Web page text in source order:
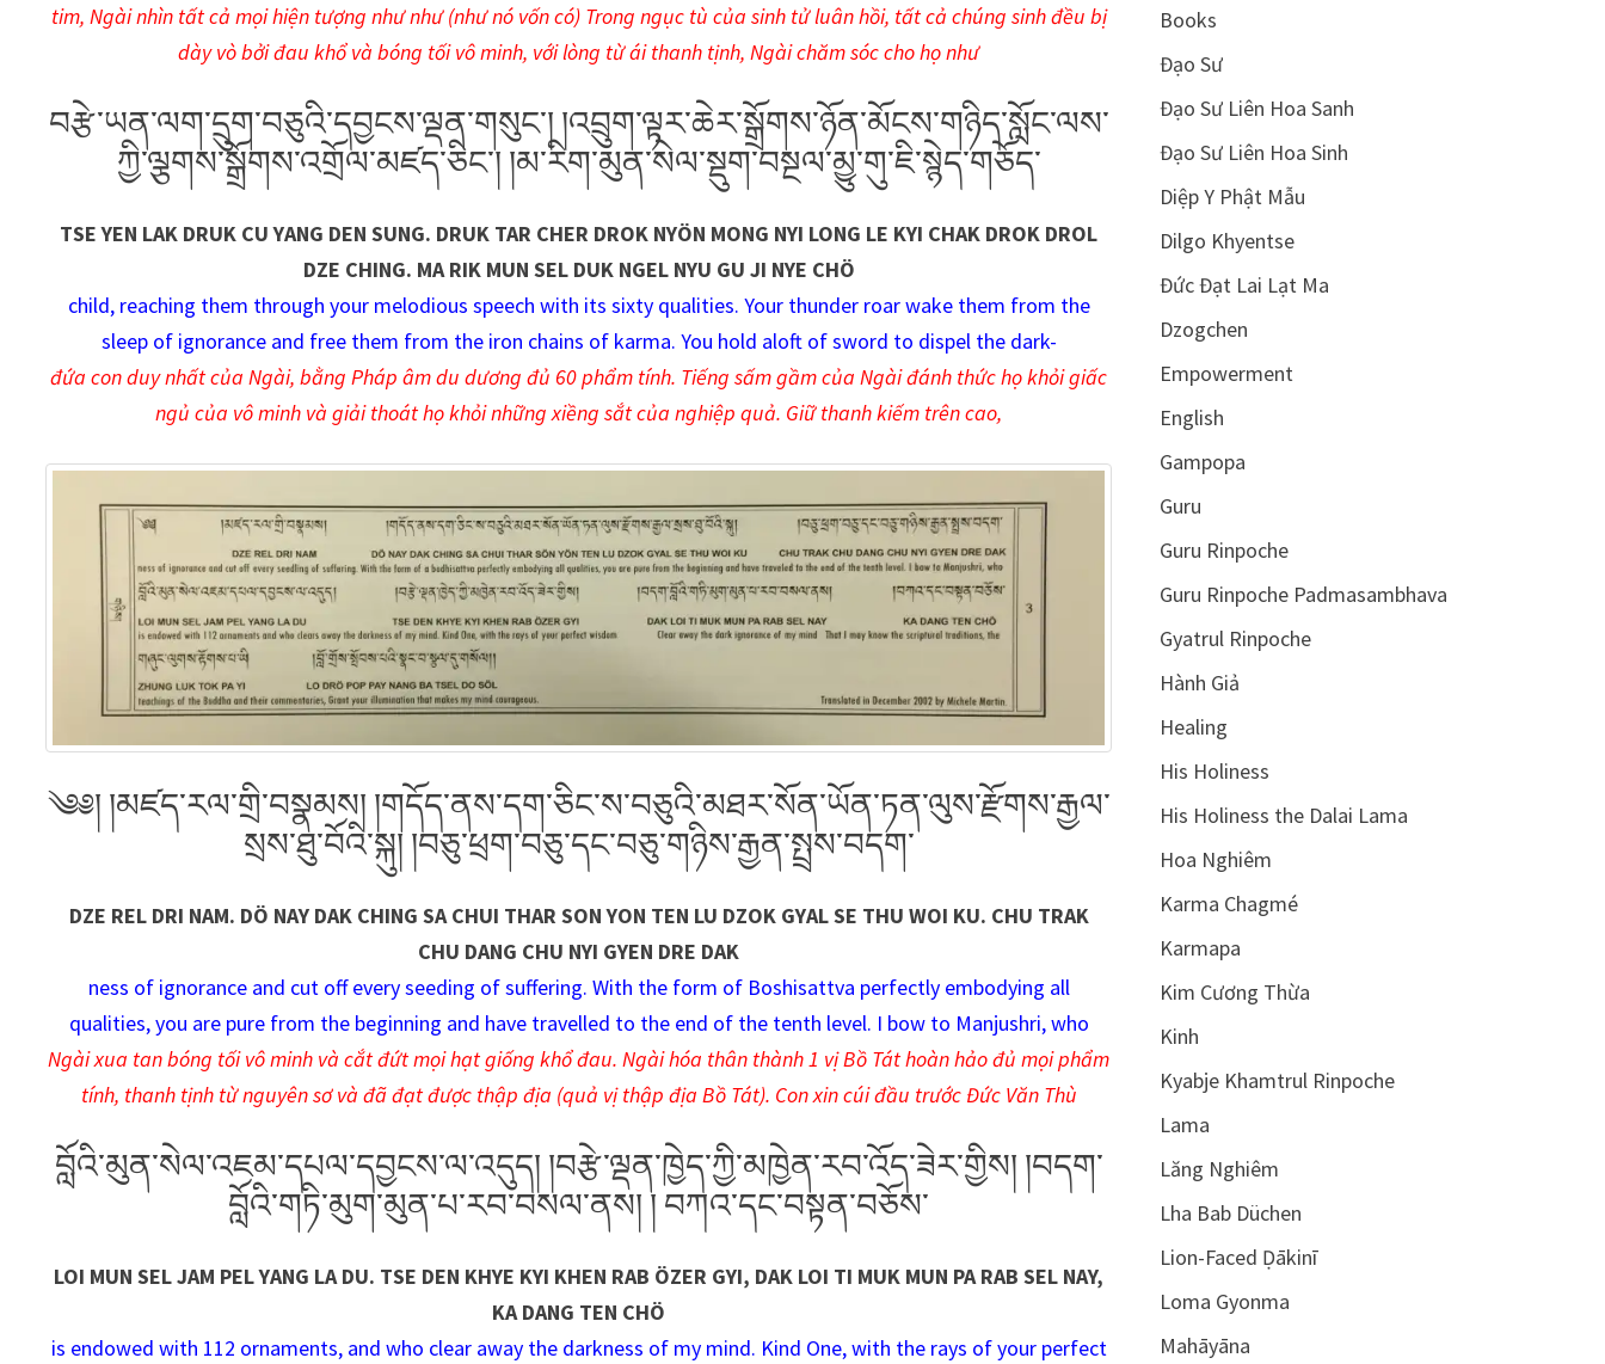
tim, Ngài nhìn tất cả mọi hiện tượng như như (như nó vốn có) Trong ngục tù của sinh tử luân hồi, tất cả chúng sinh đều bị
dày vò bởi đau khổ và bóng tối vô minh, với lòng từ ái thanh tịnh, Ngài chăm sóc cho họ như
བརྩེ་ཡན་ལག་དྲུག་བཅུའི་དབྱངས་ལྡན་གསུང༌། །འབྲུག་ལྟར་ཆེར་སྒྲོགས་ཉོན་མོངས་གཉིད་སློང་ལས་
ཀྱི་ལྕགས་སྒྲོགས་འགྲོལ་མཛད་ཅིང༌། །མ་རིག་མུན་སེལ་སྡུག་བསྔལ་མྱུ་གུ་ཇི་སྙེད་གཅོད་
TSE YEN LAK DRUK CU YANG DEN SUNG. DRUK TAR CHER DROK NYÖN MONG NYI LONG LE KYI CHAK DROK DROL
DZE CHING. MA RIK MUN SEL DUK NGEL NYU GU JI NYE CHÖ
child, reaching them through your melodious speech with its sixty qualities. Your thunder roar wake them from the
sleep of ignorance and free them from the iron chains of karma. You hold aloft of sword to dispel the dark-
đứa con duy nhất của Ngài, bằng Pháp âm du dương đủ 60 phẩm tính. Tiếng sấm gầm của Ngài đánh thức họ khỏi giấc
ngủ của vô minh và giải thoát họ khỏi những xiềng sắt của nghiệp quả. Giữ thanh kiếm trên cao,
༄༅། །མཛད་རལ་གྲི་བསྣམས། །གདོད་ནས་དག་ཅིང་ས་བཅུའི་མཐར་སོན་ཡོན་ཏན་ལུས་རྫོགས་རྒྱལ་
སྲས་ཐུ་བོའི་སྐུ། །བཅུ་ཕྲག་བཅུ་དང་བཅུ་གཉིས་རྒྱན་སྤྲས་བདག་
DZE REL DRI NAM. DÖ NAY DAK CHING SA CHUI THAR SON YON TEN LU DZOK GYAL SE THU WOI KU. CHU TRAK
CHU DANG CHU NYI GYEN DRE DAK
ness of ignorance and cut off every seeding of suffering. With the form of Boshisattva perfectly embodying all
qualities, you are pure from the beginning and have travelled to the end of the tenth level. I bow to Manjushri, who
Ngài xua tan bóng tối vô minh và cắt đứt mọi hạt giống khổ đau. Ngài hóa thân thành 1 vị Bồ Tát hoàn hảo đủ mọi phẩm
tính, thanh tịnh từ nguyên sơ và đã đạt được thập địa (quả vị thập địa Bồ Tát). Con xin cúi đầu trước Đức Văn Thù
བློའི་མུན་སེལ་འཇམ་དཔལ་དབྱངས་ལ་འདུད། །བརྩེ་ལྡན་ཁྱེད་ཀྱི་མཁྱེན་རབ་འོད་ཟེར་གྱིས། །བདག་
བློའི་གཏི་མུག་མུན་པ་རབ་བསལ་ནས། ། བཀའ་དང་བསྟན་བཅོས་
LOI MUN SEL JAM PEL YANG LA DU. TSE DEN KHYE KYI KHEN RAB ÖZER GYI, DAK LOI TI MUK MUN PA RAB SEL NAY,
KA DANG TEN CHÖ
is endowed with 112 ornaments, and who clear away the darkness of my mind. Kind One, with the rays of your perfect
Books
Đạo Sư
Đạo Sư Liên Hoa Sanh
Đạo Sư Liên Hoa Sinh
Diệp Y Phật Mẫu
Dilgo Khyentse
Đức Đạt Lai Lạt Ma
Dzogchen
Empowerment
English
Gampopa
Guru
Guru Rinpoche
Guru Rinpoche Padmasambhava
Gyatrul Rinpoche
Hành Giả
Healing
His Holiness
His Holiness the Dalai Lama
Hoa Nghiêm
Karma Chagmé
Karmapa
Kim Cương Thừa
Kinh
Kyabje Khamtrul Rinpoche
Lama
Lăng Nghiêm
Lha Bab Düchen
Lion-Faced Ḍākinī
Loma Gyonma
Mahāyāna